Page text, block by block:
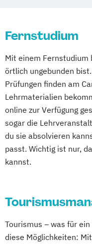
Fernstudium
Mit einem Fernstudium
örtlich ungebunden
Prüfungen finden am
Lehrmaterialien
online zur Verfügung
sogar die
du sie absolvieren
passt. Wichtig ist nur,
kannst.
Tourismus – was für
diese Möglichkeiten: